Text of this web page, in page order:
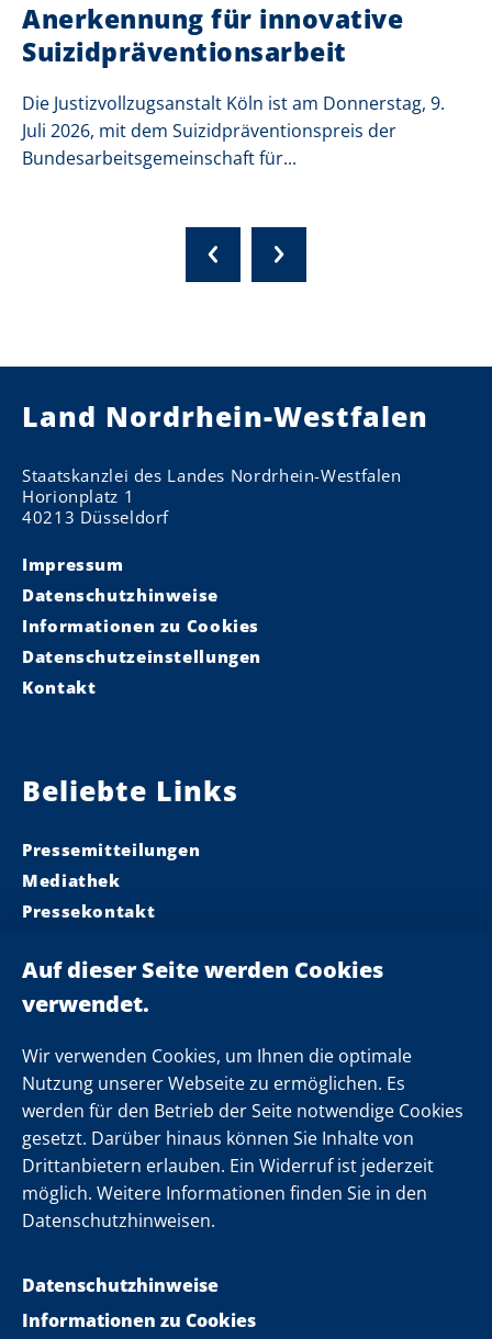
Wir verwenden Cookies, um Ihnen die optimale
Nutzung unserer Webseite zu ermöglichen. Es
werden für den Betrieb der Seite notwendige Cookies
gesetzt. Darüber hinaus können Sie Inhalte von
Drittanbietern erlauben. Ein Widerruf ist jederzeit
möglich. Weitere Informationen finden Sie in den
Datenschutzhinweisen.
Datenschutzhinweise
Informationen zu Cookies
Anerkennung für innovative
Suizidpräventionsarbeit
Die Justizvollzugsanstalt Köln ist am Donnerstag, 9.
Juli 2026, mit dem Suizidpräventionspreis der
Bundesarbeitsgemeinschaft für...
Land Nordrhein-Westfalen
Staatskanzlei des Landes Nordrhein-Westfalen
Horionplatz 1
40213 Düsseldorf
Impressum
Datenschutzhinweise
Informationen zu Cookies
Datenschutzeinstellungen
Kontakt
Beliebte Links
Pressemitteilungen
Mediathek
Pressekontakt
Landeskabinett
Einsamkeit
Folgen Sie uns